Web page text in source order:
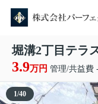
堀溝2丁目テ
3.9万円 管理/共益費
1/40